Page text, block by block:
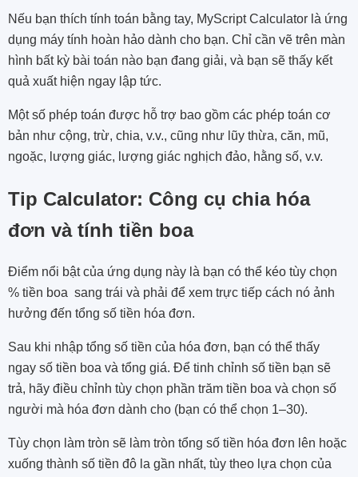
Nếu bạn thích tính toán bằng tay, MyScript Calculator là ứng
dụng máy tính hoàn hảo dành cho bạn. Chỉ cần vẽ trên màn
hình bất kỳ bài toán nào bạn đang giải, và bạn sẽ thấy kết
quả xuất hiện ngay lập tức.
Một số phép toán được hỗ trợ bao gồm các phép toán cơ
bản như cộng, trừ, chia, v.v., cũng như lũy thừa, căn, mũ,
ngoặc, lượng giác, lượng giác nghịch đảo, hằng số, v.v.
Tip Calculator: Công cụ chia hóa
đơn và tính tiền boa
Điểm nổi bật của ứng dụng này là bạn có thể kéo tùy chọn
% tiền boa sang trái và phải để xem trực tiếp cách nó ảnh
hưởng đến tổng số tiền hóa đơn.
Sau khi nhập tổng số tiền của hóa đơn, bạn có thể thấy
ngay số tiền boa và tổng giá. Để tinh chỉnh số tiền bạn sẽ
trả, hãy điều chỉnh tùy chọn phần trăm tiền boa và chọn số
người mà hóa đơn dành cho (bạn có thể chọn 1–30).
Tùy chọn làm tròn sẽ làm tròn tổng số tiền hóa đơn lên hoặc
xuống thành số tiền đô la gần nhất, tùy theo lựa chọn của